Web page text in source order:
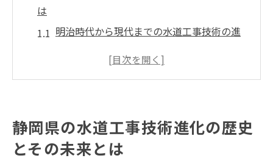
は
明治時代から現代までの水道工事技術の進
地域の特性を反映した技術革新の歴史
技術者育成がもたらす未来の可能性
水道工事技術の進化がもたらす地域への貢
静岡県の水道工事技術進化の歴史
とその未来とは